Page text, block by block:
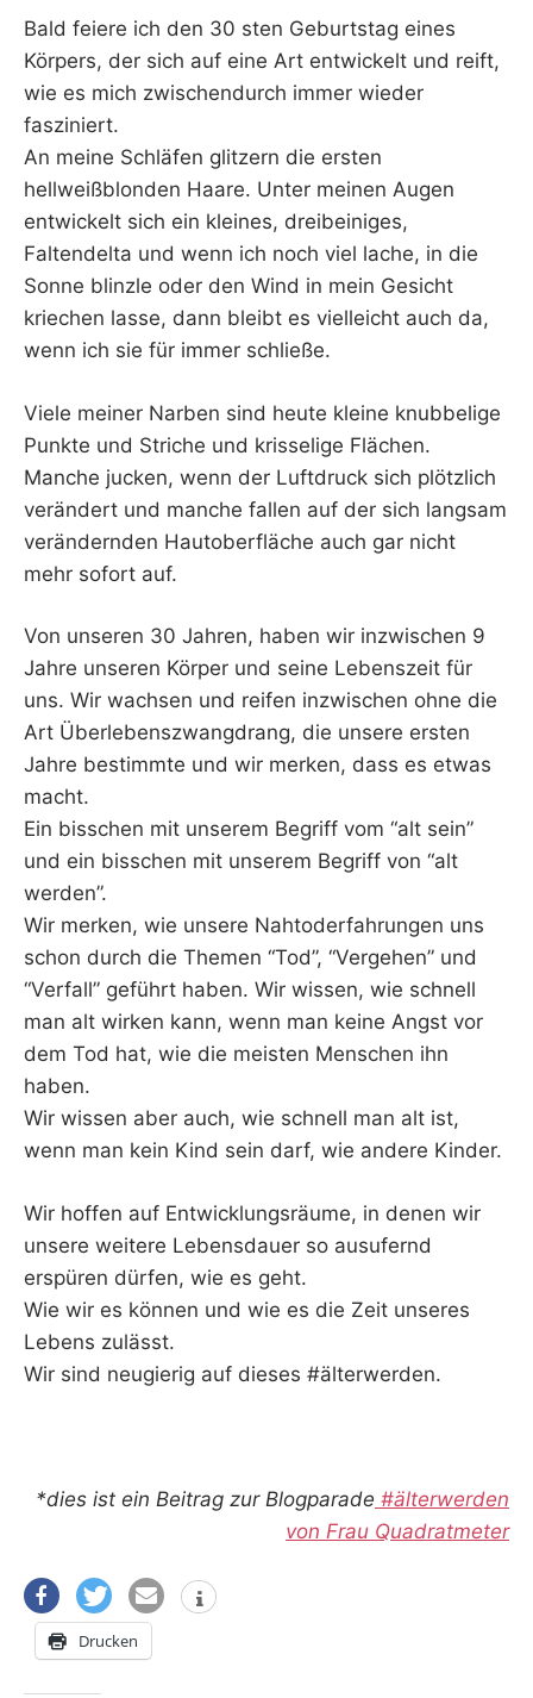
Bald feiere ich den 30 sten Geburtstag eines
Körpers, der sich auf eine Art entwickelt und reift,
wie es mich zwischendurch immer wieder
fasziniert.
An meine Schläfen glitzern die ersten
hellweißblonden Haare. Unter meinen Augen
entwickelt sich ein kleines, dreibeiniges,
Faltendelta und wenn ich noch viel lache, in die
Sonne blinzle oder den Wind in mein Gesicht
kriechen lasse, dann bleibt es vielleicht auch da,
wenn ich sie für immer schließe.
Viele meiner Narben sind heute kleine knubbelige
Punkte und Striche und krisselige Flächen.
Manche jucken, wenn der Luftdruck sich plötzlich
verändert und manche fallen auf der sich langsam
verändernden Hautoberfläche auch gar nicht
mehr sofort auf.
Von unseren 30 Jahren, haben wir inzwischen 9
Jahre unseren Körper und seine Lebenszeit für
uns. Wir wachsen und reifen inzwischen ohne die
Art Überlebenszwangdrang, die unsere ersten
Jahre bestimmte und wir merken, dass es etwas
macht.
Ein bisschen mit unserem Begriff vom “alt sein”
und ein bisschen mit unserem Begriff von “alt
werden”.
Wir merken, wie unsere Nahtoderfahrungen uns
schon durch die Themen “Tod”, “Vergehen” und
“Verfall” geführt haben. Wir wissen, wie schnell
man alt wirken kann, wenn man keine Angst vor
dem Tod hat, wie die meisten Menschen ihn
haben.
Wir wissen aber auch, wie schnell man alt ist,
wenn man kein Kind sein darf, wie andere Kinder.
Wir hoffen auf Entwicklungsräume, in denen wir
unsere weitere Lebensdauer so ausufernd
erspüren dürfen, wie es geht.
Wie wir es können und wie es die Zeit unseres
Lebens zulässt.
Wir sind neugierig auf dieses #älterwerden.
*dies ist ein Beitrag zur Blogparade #älterwerden
von Frau Quadratmeter
Drucken